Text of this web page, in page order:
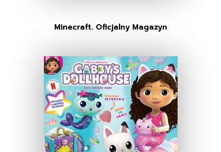
Minecraft. Oficjalny Magazyn